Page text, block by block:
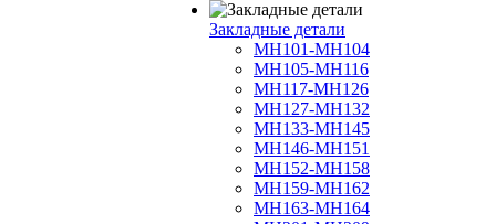
Закладные детали
МН101-МН104
МН105-МН116
МН117-МН126
МН127-МН132
МН133-МН145
МН146-МН151
МН152-МН158
МН159-МН162
МН163-МН164